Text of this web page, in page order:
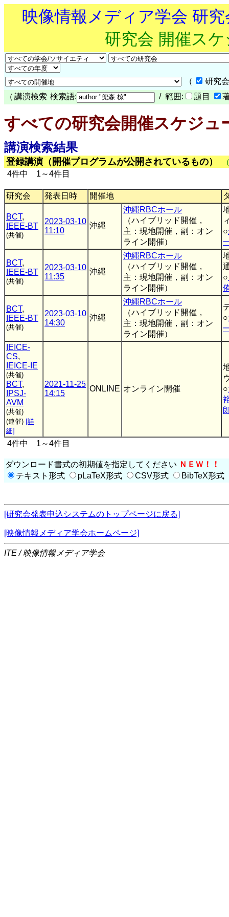
映像情報メディア学会 研
研究会 開催ス
（
研究
（ 講演検索 検索語: / 範囲: 題目
すべての研究会開催スケジュ
講演検索結果
登録講演（開催プログラムが公開されているもの）
4件中 1～4件目
研究会 発表日時 開催地
BCT,
IEEE-BT
(共催)
2023-03-10
11:10
沖縄
沖縄RBCホール
（ハイブリッド開催，
主：現地開催，副：オン
ライン開催）
○
BCT,
IEEE-BT
(共催)
2023-03-10
11:35
沖縄
沖縄RBCホール
（ハイブリッド開催，
主：現地開催，副：オン
ライン開催）
○
BCT,
IEEE-BT
(共催)
2023-03-10
14:30
沖縄
沖縄RBCホール
（ハイブリッド開催，
主：現地開催，副：オン
ライン開催）
○
IEICE-
CS,
IEICE-IE
(共催)
BCT,
IPSJ-
AVM
(共催)
(連催) [詳
細]
2021-11-25
14:15
ONLINE オンライン開催
○
4件中 1～4件目
ダウンロード書式の初期値を指定してください ＮＥＷ！！
テキスト形式
pLaTeX形式 CSV形式 BibTeX形式
[研究会発表申込システムのトップページに戻る]
[映像情報メディア学会ホームページ]
ITE / 映像情報メディア学会